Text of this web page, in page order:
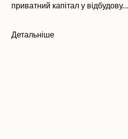
приватний капітал у відбудову...
Детальніше